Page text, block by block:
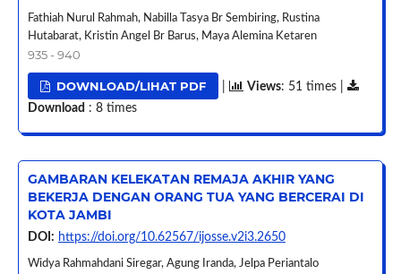
Fathiah Nurul Rahmah, Nabilla Tasya Br Sembiring, Rustina
Hutabarat, Kristin Angel Br Barus, Maya Alemina Ketaren
935 - 940
DOWNLOAD/LIHAT PDF Views: 51 times |
Download : 8 times
GAMBARAN KELEKATAN REMAJA AKHIR YANG
BEKERJA DENGAN ORANG TUA YANG BERCERAI DI
KOTA JAMBI
DOI: https://doi.org/10.62567/ijosse.v2i3.2650
Widya Rahmahdani Siregar, Agung Iranda, Jelpa Periantalo